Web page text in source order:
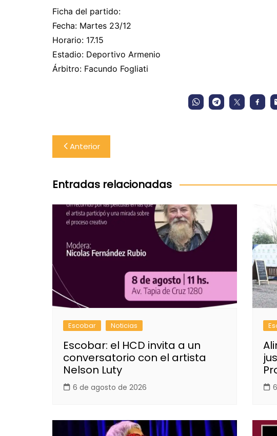
Ficha del partido:
Fecha: Martes 23/12
Horario: 17.15
Estadio: Deportivo Armenio
Árbitro: Facundo Fogliati
Navegación
de
entradas
Anterior
Entradas relacionadas
Escobar Noticias
Escobar: el HCD invita a un
conversatorio con el artista
Nelson Luty
6 de agosto de 2026